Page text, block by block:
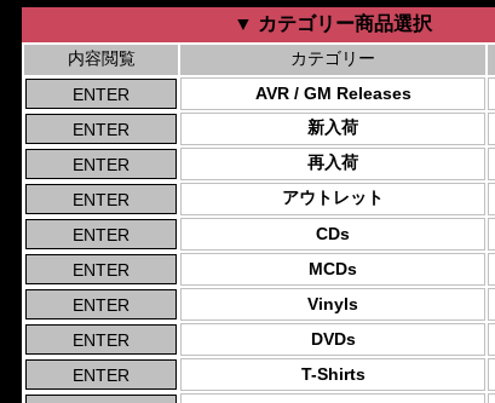
▼ カテゴリー商品選択
内容閲覧 カテゴリー
AVR / GM Releases
新入荷
再入荷
アウトレット
CDs
MCDs
Vinyls
DVDs
T-Shirts